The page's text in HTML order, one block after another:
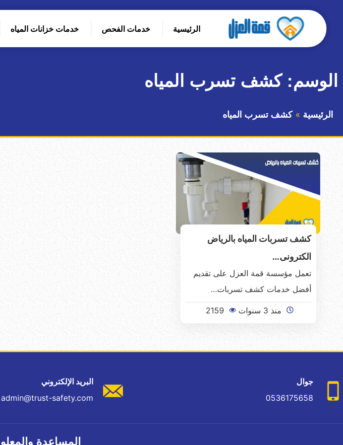
المحتوى
عن
الرئيسية خدمات الفحص خدمات خزانات المياه
الوسم:كشف تسرب المياه
الرئيسية كشف تسرب المياه
كشف تسربات المياه بالرياض
الكترونى…
تعمل مؤسسة قمة العزل على تقديم
أفضل خدمات كشف تسربات…
منذ 3 سنوات 2159
جوال
0536175658
البريد الإلكتروني
admin@trust-safety.com
المساعدة